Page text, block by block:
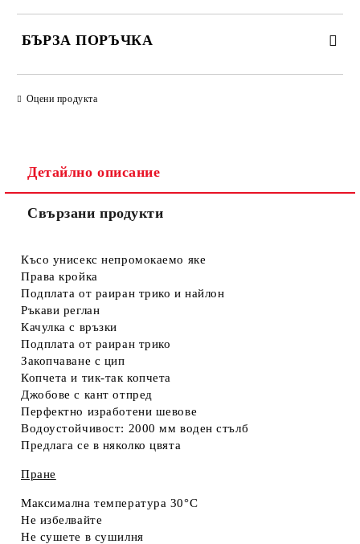
БЪРЗА ПОРЪЧКА
Ние ще се свържем с вас в рамките на работния ден.
Оцени продукта
Детайлно описание
Свързани продукти
Късо унисекс непромокаемо яке
Права кройка
Подплата от раиран трико и найлон
Ръкави реглан
Качулка с връзки
Подплата от раиран трико
Закопчаване с цип
Копчета и тик-так копчета
Джобове с кант отпред
Перфектно изработени шевове
Водоустойчивост: 2000 мм воден стълб
Предлага се в няколко цвята
Пране
Максимална температура 30°C
Не избелвайте
Не сушете в сушилня